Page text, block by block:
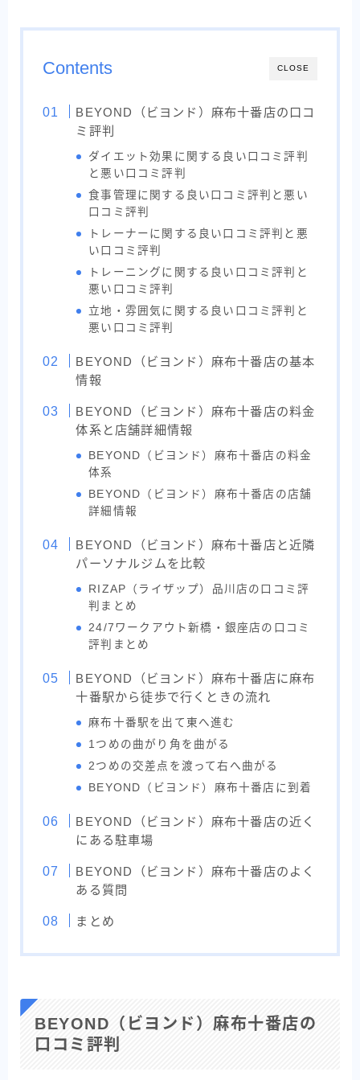
CLOSE
Contents
BEYOND（ビヨンド）麻布十番店の口コ
ミ評判
ダイエット効果に関する良い口コミ評判
と悪い口コミ評判
食事管理に関する良い口コミ評判と悪い
口コミ評判
トレーナーに関する良い口コミ評判と悪
い口コミ評判
トレーニングに関する良い口コミ評判と
悪い口コミ評判
立地・雰囲気に関する良い口コミ評判と
悪い口コミ評判
BEYOND（ビヨンド）麻布十番店の基本
情報
BEYOND（ビヨンド）麻布十番店の料金
体系と店舗詳細情報
BEYOND（ビヨンド）麻布十番店の料金
体系
BEYOND（ビヨンド）麻布十番店の店舗
詳細情報
BEYOND（ビヨンド）麻布十番店と近隣
パーソナルジムを比較
RIZAP（ライザップ）品川店の口コミ評
判まとめ
24/7ワークアウト新橋・銀座店の口コミ
評判まとめ
BEYOND（ビヨンド）麻布十番店に麻布
十番駅から徒歩で行くときの流れ
麻布十番駅を出て東へ進む
1つめの曲がり角を曲がる
2つめの交差点を渡って右へ曲がる
BEYOND（ビヨンド）麻布十番店に到着
BEYOND（ビヨンド）麻布十番店の近く
にある駐車場
BEYOND（ビヨンド）麻布十番店のよく
ある質問
まとめ
BEYOND（ビヨンド）麻布十番店の
口コミ評判